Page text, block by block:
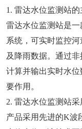
1. 雷达水位监测站
雷达水位监测站是
系统，可实时监控
及降雨数据。通过
计算并输出实时水
要作用。
2. 雷达水位监测站
产品采用先进的K波